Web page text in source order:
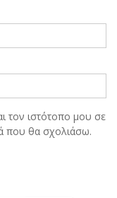
τον ιστότοπο μου σε
που θα σχολιάσω.